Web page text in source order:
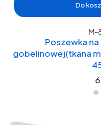
Do
M-
Poszewka
gobelinowej(tkana